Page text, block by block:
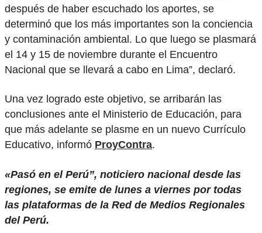
después de haber escuchado los aportes, se
determinó que los más importantes son la conciencia
y contaminación ambiental. Lo que luego se plasmará
el 14 y 15 de noviembre durante el Encuentro
Nacional que se llevará a cabo en Lima”, declaró.
Una vez logrado este objetivo, se arribarán las
conclusiones ante el Ministerio de Educación, para
que más adelante se plasme en un nuevo Currículo
Educativo, informó ProyContra.
«Pasó en el Perú”, noticiero nacional desde las
regiones, se emite de lunes a viernes por todas
las plataformas de la Red de Medios Regionales
del Perú.